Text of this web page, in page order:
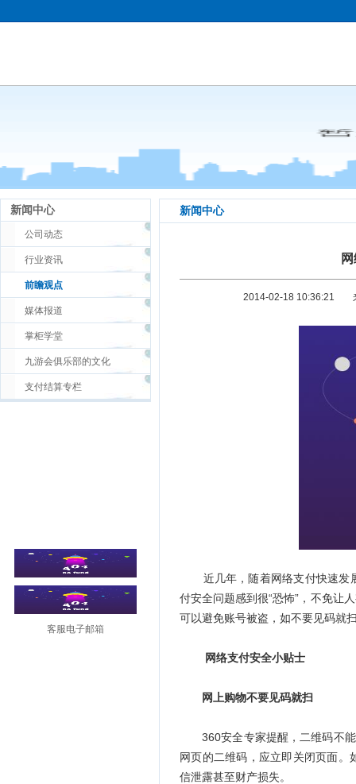
新闻中心
公司动态
行业资讯
前瞻观点
媒体报道
掌柜学堂
九游会俱乐部的文化
支付结算专栏
客服电子邮箱
新闻中心
2014-02-18 10:36:21
近几年，随着网络支付快速发展
付安全问题感到很“恐怖”，不免让
可以避免账号被盗，如不要见码就
网络支付安全小贴士
网上购物不要见码就扫
360安全专家提醒，二维码不能“
网页的二维码，应立即关闭页面。
信泄露甚至财产损失。